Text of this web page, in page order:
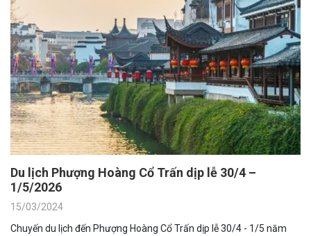
Du lịch Phượng Hoàng Cổ Trấn dịp lễ 30/4 –
1/5/2026
15/03/2024
Chuyến du lịch đến Phượng Hoàng Cổ Trấn dịp lễ 30/4 - 1/5 năm